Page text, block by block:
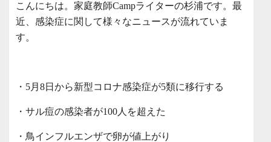
こんにちは。家庭教師Campライターの杉浦です。最
近、感染症に関して様々なニュースが流れていま
す。
・5月8日から新型コロナ感染症が5類に移行する
・サル痘の感染者が100人を超えた
・鳥インフルエンザで卵が値上がり